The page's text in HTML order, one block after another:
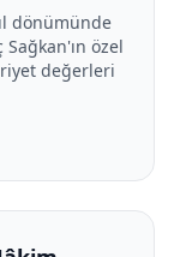
dönümünde
özel
değerleri